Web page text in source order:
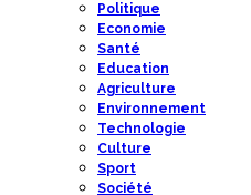
Politique
Economie
Santé
Education
Agriculture
Environnement
Technologie
Culture
Sport
Société